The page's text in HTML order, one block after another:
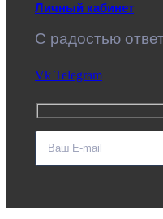
Личный кабинет
C радостью
Vk Telegram